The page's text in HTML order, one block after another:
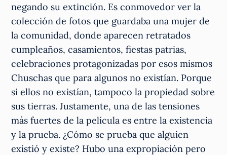
negando su extinción. Es conmovedor ver la
colección de fotos que guardaba una mujer de
la comunidad, donde aparecen retratados
cumpleaños, casamientos, fiestas patrias,
celebraciones protagonizadas por esos mismos
Chuschas que para algunos no existían. Porque
si ellos no existían, tampoco la propiedad sobre
sus tierras. Justamente, una de las tensiones
más fuertes de la película es entre la existencia
y la prueba. ¿Cómo se prueba que alguien
existió y existe? Hubo una expropiación pero